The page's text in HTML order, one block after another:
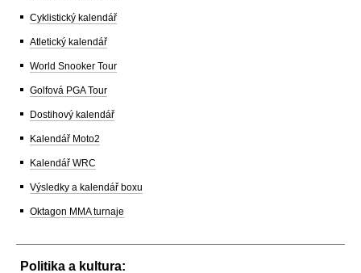
Cyklistický kalendář
Atletický kalendář
World Snooker Tour
Golfová PGA Tour
Dostihový kalendář
Kalendář Moto2
Kalendář WRC
Výsledky a kalendář boxu
Oktagon MMA turnaje
Politika a kultura: